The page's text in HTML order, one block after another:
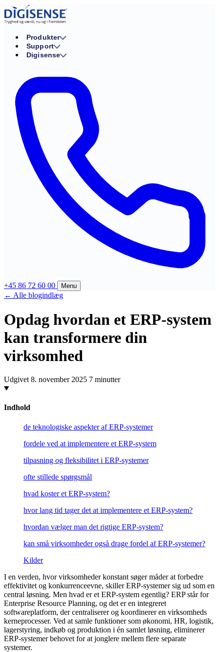
Produkter
Support
Digisense
+45 86 72 60 00 Menu
Compliance
Bliv compliant
Virksomheder
EV-IS
Vis 4 mere
E-faktura infrastruktur
Om løsninger
Viden om e-faktura
FAQ
Mastering KSeF
KSeF Partner
KSeF Report
Godkendelsesflow Digiflow
Digiflow til Business Central
Til e-conomic
Til skoler
Til Helios
Vis 4 mere
Support
FAQ
Fjernsupport (Mac)
Digiflow login
Priser
Øvrige Downloads
Digisense
Historie
Presse
Kontakt os
← Alle blogindlæg
Opdag hvordan et ERP-system
kan transformere din
virksomhed
Udgivet 8. november 2025 7 minutter
Indhold
de teknologiske aspekter af ERP-systemer
fordele ved at implementere et ERP-system
tilpasning og fleksibilitet i ERP-systemer
ofte stillede spørgsmål
hvad koster et ERP-system?
hvor lang tid tager det at implementere et ERP-system?
hvordan vælger man det rigtige ERP-system?
kan små virksomheder også drage fordel af ERP-systemer?
Kilder
I en verden, hvor virksomheder konstant søger måder at forbedre
effektivitet og konkurrenceevne, skiller ERP-systemer sig ud som en
central løsning. Men hvad er et ERP-system egentlig? ERP står for
Enterprise Resource Planning, og det er en integreret
softwareplatform, der centraliserer og koordinerer en virksomheds
kerneprocesser. Ved at samle funktioner som økonomi, HR, logistik,
lagerstyring, indkøb og produktion i én samlet løsning, eliminerer
ERP-systemer behovet for at jonglere mellem flere separate
systemer.